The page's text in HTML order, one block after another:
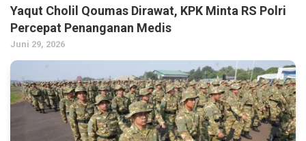
Yaqut Cholil Qoumas Dirawat, KPK Minta RS Polri
Percepat Penanganan Medis
Juni 29, 2026